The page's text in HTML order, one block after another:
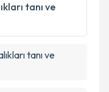
tanı ve
tanı ve